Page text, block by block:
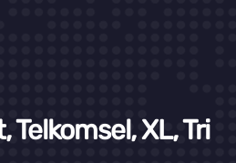
Telkomsel, XL, Tri